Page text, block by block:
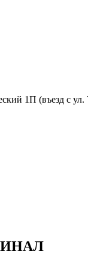
1П (въезд с